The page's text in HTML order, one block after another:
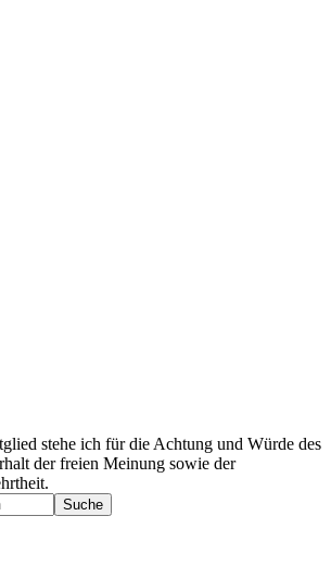
stehe ich für die Achtung und Würde des
der freien Meinung sowie der